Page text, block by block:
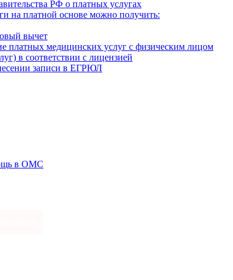
РФ о платных услугах
на платной основе можно получить:
вычет
платных медицинских услуг с физическим лицом
в соответствии с лицензией
записи в ЕГРЮЛ
в ОМС